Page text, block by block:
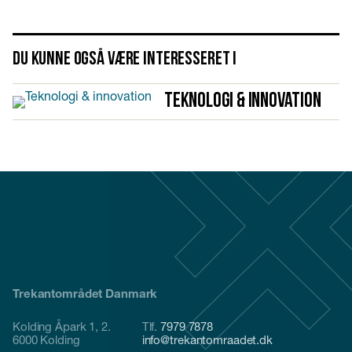
Du kunne også være interesseret i
Teknologi & innovation
Trekantområdet Danmark
Kolding Åpark 1, 2.
6000 Kolding
Tlf.7979 7878
info@trekantomraadet.dk